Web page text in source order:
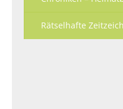
Rätselhafte